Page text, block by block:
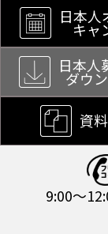
日本人
キャ
日本人
ダウ
資
9:00～